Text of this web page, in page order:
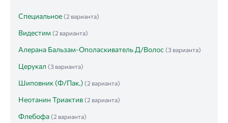
Специальное (2 варианта)
Видестим (2 варианта)
Алерана Бальзам-Ополаскиватель Д/Волос (3 варианта)
Церукал (3 варианта)
Шиповник (Ф/Пак.) (2 варианта)
Неотанин Триактив (2 варианта)
Флебофа (2 варианта)